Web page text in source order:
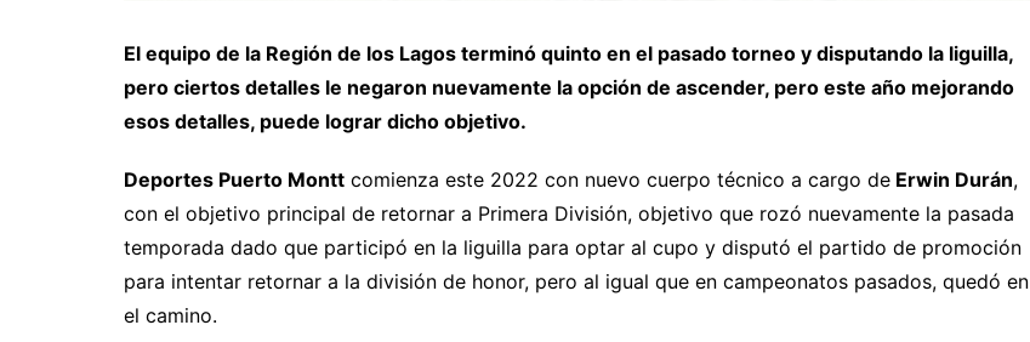
El equipo de la Región de los Lagos terminó quinto en el pasado torneo y disputando la liguilla,
pero ciertos detalles le negaron nuevamente la opción de ascender, pero este año mejorando
esos detalles, puede lograr dicho objetivo.
Deportes Puerto Montt comienza este 2022 con nuevo cuerpo técnico a cargo de Erwin Durán,
con el objetivo principal de retornar a Primera División, objetivo que rozó nuevamente la pasada
temporada dado que participó en la liguilla para optar al cupo y disputó el partido de promoción
para intentar retornar a la división de honor, pero al igual que en campeonatos pasados, quedó en
el camino.